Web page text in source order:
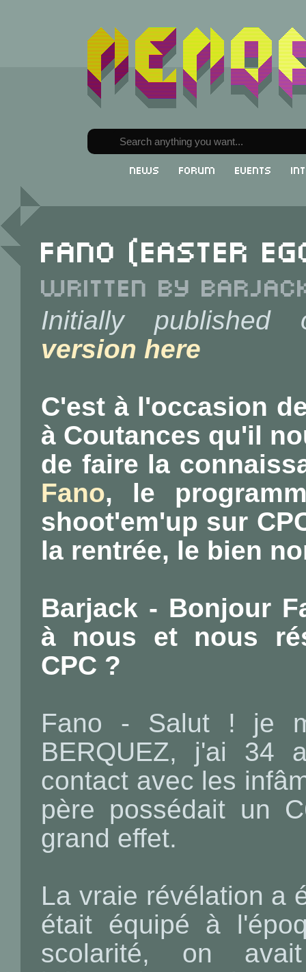
News Forum Events
Fano (Easter
Written by
Initially
version here
C'est à l'occasion
à Coutances qu'il
de faire la
Fano, le
shoot'em'up sur
la rentrée, le bien
Barjack - Bonjour
à nous et nous
CPC ?
Fano - Salut ! je
BERQUEZ, j'ai 34
contact avec les
père possédait un
grand effet.
La vraie révélation a
était équipé à
scolarité, on